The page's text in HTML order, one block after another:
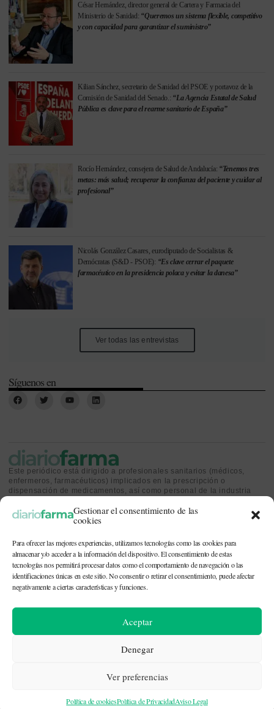
Gestionar el consentimiento de las
cookies
Para ofrecer las mejores experiencias, utilizamos tecnologías como las cookies para
almacenar y/o acceder a la información del dispositivo. El consentimiento de estas
tecnologías nos permitirá procesar datos como el comportamiento de navegación o las
identificaciones únicas en este sitio. No consentir o retirar el consentimiento, puede afectar
negativamente a ciertas características y funciones.
Aceptar
Denegar
Ver preferencias
Política de cookiesPolítica de PrivacidadAviso Legal
César Hernández, director general de Cartera y Farmacia del
Ministerio de Sanidad: “Queremos un sistema flexible, competitivo
y con capacidad para garantizar el suministro”
Kilian Sánchez, secretario de Sanidad del PSOE y portavoz de la
Comisión de Sanidad del Senado.: “La Agencia Estatal de Salud
Pública es clave para el rearme sanitario de España”
Rocío Hernández, consejera de Salud de Andalucía: “Tenemos tres
metas: más salud; recuperar la confianza del paciente y cuidar al
profesional”
Nicolás González Casares, eurodiputado de Socialistas &
Demócratas (S&D - PSOE): “Es clave cerrar el paquete
farmacéutico en la presidencia polaca y evitar la danesa”
Ver todas las entrevistas
Síguenos en
Este periódico está dirigido a profesionales sanitarios (médicos,
enfermeros, farmacéuticos) implicados en la prescripción o
dispensación de medicamentos, así como personal de la industria
sanitaria.
CONTACTO Y QUIÉNES SOMOS|POLÍTICA DE COOKIES|POLÍTICA DE
© 2026. Todos los derechos reservados. |
| Recursos
fotográficos: depositphotos